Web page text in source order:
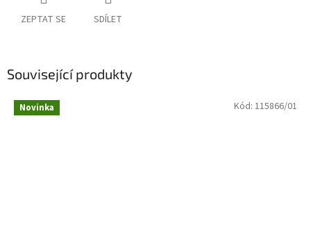
ZEPTAT SE SDÍLET
Související produkty
Novinka Kód: 115866/01